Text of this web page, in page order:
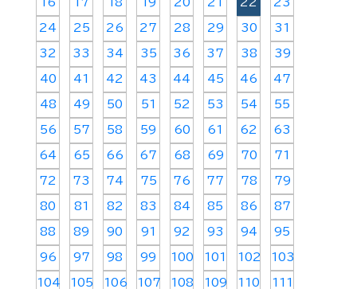
16 17 18 19 20 21 22 23
24 25 26 27 28 29 30 31
32 33 34 35 36 37 38 39
40 41 42 43 44 45 46 47
48 49 50 51 52 53 54 55
56 57 58 59 60 61 62 63
64 65 66 67 68 69 70 71
72 73 74 75 76 77 78 79
80 81 82 83 84 85 86 87
88 89 90 91 92 93 94 95
96 97 98 99 100 101 102 103
104 105 106 107 108 109 110 111